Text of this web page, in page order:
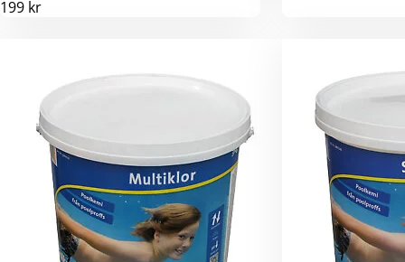
199 kr